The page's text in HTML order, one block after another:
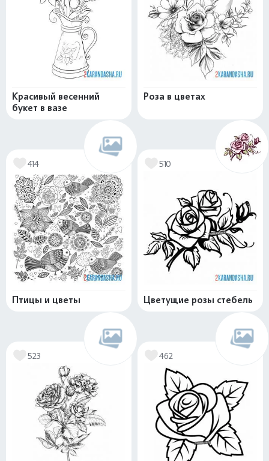
Красивый весенний
букет в вазе
Роза в цветах
414
Птицы и цветы
510
Цветущие розы стебель
523 462